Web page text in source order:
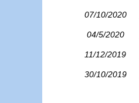
07/10/2020
04/5/2020
11/12/2019
30/10/2019